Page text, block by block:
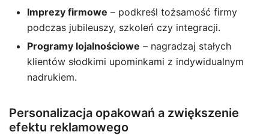
Imprezy firmowe – podkreśl tożsamość firmy
podczas jubileuszy, szkoleń czy integracji.
Programy lojalnościowe – nagradzaj stałych
klientów słodkimi upominkami z indywidualnym
nadrukiem.
Personalizacja opakowań a zwiększenie
efektu reklamowego